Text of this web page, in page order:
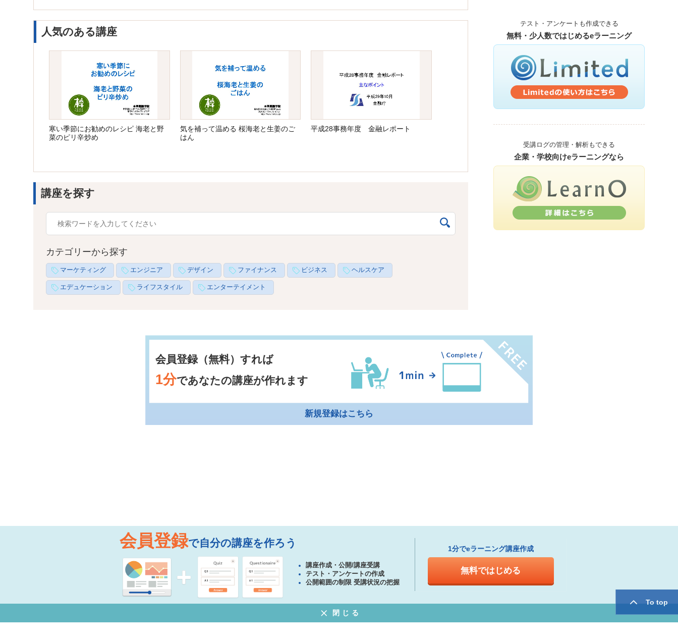
人気のある講座
寒い季節にお勧めのレシピ 海老と野
菜のピリ辛炒め
気を補って温める 桜海老と生姜のご
はん
平成28事務年度 金融レポート
講座を探す
カテゴリーから探す
マーケティング エンジニア デザイン ファイナンス ビジネス ヘルスケア
エデュケーション ライフスタイル エンターテイメント
テスト・アンケートも作成できる
無料・少人数ではじめるeラーニング
受講ログの管理・解析もできる
企業・学校向けeラーニングなら
会員登録（無料）すれば
1分であなたの講座が作れます
新規登録はこちら
To top
会員登録で自分の講座を作ろう
講座作成・公開/講座受講
テスト・アンケートの作成
公開範囲の制限 受講状況の把握
1分でeラーニング講座作成
無料ではじめる
閉じる